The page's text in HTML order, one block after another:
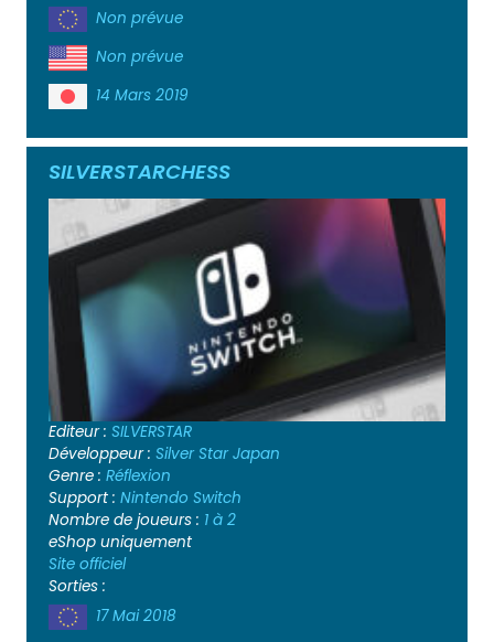
Non prévue
Non prévue
14 Mars 2019
SILVERSTARCHESS
Editeur : SILVERSTAR
Développeur : Silver Star Japan
Genre : Réflexion
Support : Nintendo Switch
Nombre de joueurs : 1 à 2
eShop uniquement
Site officiel
Sorties :
17 Mai 2018